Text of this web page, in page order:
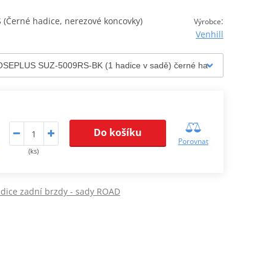
Výrobce:
Venhill
(Černé hadice, nerezové koncovky)
(ks)
Do košíku
Porovnat
zadní brzdy - sady ROAD